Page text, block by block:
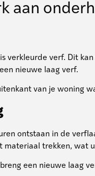
aan
verkleurde verf. Dit
nieuwe laag verf.
van je woning
ontstaan in de
materiaal trekken, wat
een nieuwe laag